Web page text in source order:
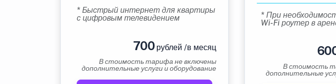
* Быстрый интернет для квартиры
с цифровым телевидением
700рублей /в месяц
В стоимость тарифа не включены
дополнительные услуги и оборудование
* При
Wi-Fi роутер в
В стоимость
дополнительные